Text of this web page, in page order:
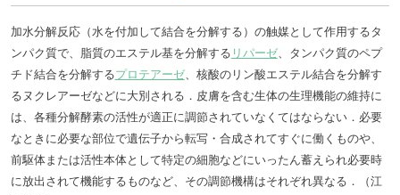
加水分解反応（水を付加して結合を分解する）の触媒として作用するタ
ンパク質で、脂質のエステル基を分解する リパーゼ、タンパク質のペプ
チド結合を分解するプロテアーゼ、核酸のリン酸エステル結合を分解す
るヌクレアーゼなどに大別される．皮膚を含む生体の生理機能の維持に
は、各種分解酵素の活性が適正に調節されていなくてはならない．必要
なときに必要な部位で遺伝子から転写・合成されてすぐに働くものや、
前駆体または活性本体として特定の細胞などにいったん蓄えられ必要時
に放出されて機能するものなど、その調節機構はそれぞれ異なる．（江